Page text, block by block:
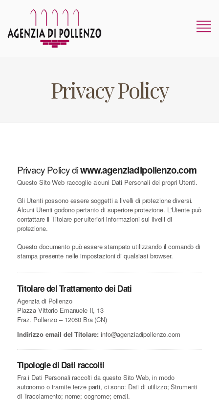
Privacy Policy
Privacy Policy diwww.agenziadipollenzo.com
Questo Sito Web raccoglie alcuni Dati Personali dei propri Utenti.
Gli Utenti possono essere soggetti a livelli di protezione diversi.
Alcuni Utenti godono pertanto di superiore protezione. L'Utente può
contattare il Titolare per ulteriori informazioni sui livelli di
protezione.
Questo documento può essere stampato utilizzando il comando di
stampa presente nelle impostazioni di qualsiasi browser.
Titolare del Trattamento dei Dati
Agenzia di Pollenzo
Piazza Vittorio Emanuele II, 13
Fraz. Pollenzo – 12060 Bra (CN)
Indirizzo email del Titolare: info@agenziadipollenzo.com
Tipologie di Dati raccolti
Fra i Dati Personali raccolti da questo Sito Web, in modo
autonomo o tramite terze parti, ci sono: Dati di utilizzo; Strumenti
di Tracciamento; nome; cognome; email.